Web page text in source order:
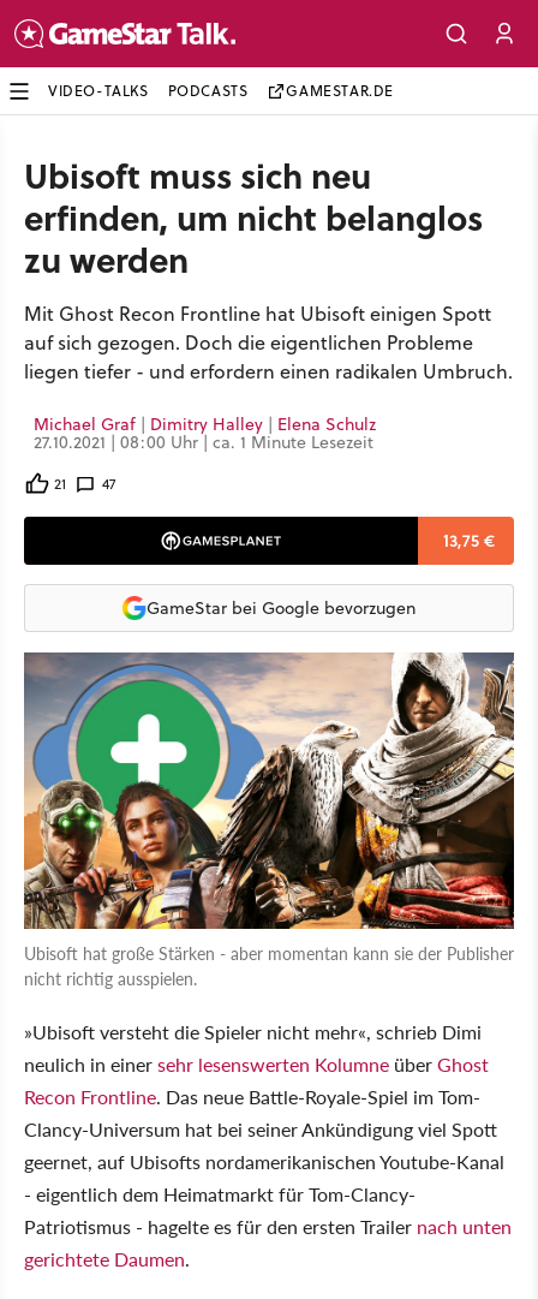
VIDEO-TALKS PODCASTS GAMESTAR.DE
Ubisoft muss sich neu
erfinden, um nicht belanglos
zu werden
Mit Ghost Recon Frontline hat Ubisoft einigen Spott
auf sich gezogen. Doch die eigentlichen Probleme
liegen tiefer - und erfordern einen radikalen Umbruch.
Michael Graf | Dimitry Halley | Elena Schulz
27.10.2021 | 08:00 Uhr | ca. 1 Minute Lesezeit
21 47
13,75 €
GameStar bei Google bevorzugen
Ubisoft hat große Stärken - aber momentan kann sie der Publisher
nicht richtig ausspielen.
»Ubisoft versteht die Spieler nicht mehr«, schrieb Dimi
neulich in einersehr lesenswerten Kolumne überGhost
Recon Frontline. Das neue Battle-Royale-Spiel im Tom-
Clancy-Universum hat bei seiner Ankündigung viel Spott
geernet, auf Ubisofts nordamerikanischen Youtube-Kanal
- eigentlich dem Heimatmarkt für Tom-Clancy-
Patriotismus - hagelte es für den ersten Trailer nach unten
gerichtete Daumen.